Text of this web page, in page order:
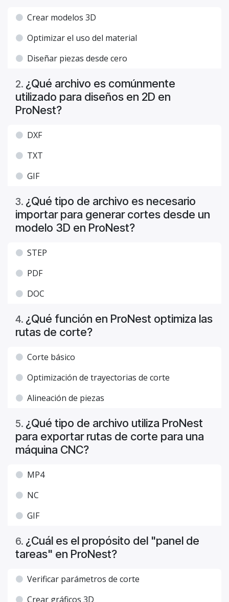
Crear modelos 3D
Optimizar el uso del material
Diseñar piezas desde cero
2. ¿Qué archivo es comúnmente
utilizado para diseños en 2D en
ProNest?
DXF
TXT
GIF
3. ¿Qué tipo de archivo es necesario
importar para generar cortes desde un
modelo 3D en ProNest?
STEP
PDF
DOC
4. ¿Qué función en ProNest optimiza las
rutas de corte?
Corte básico
Optimización de trayectorias de corte
Alineación de piezas
5. ¿Qué tipo de archivo utiliza ProNest
para exportar rutas de corte para una
máquina CNC?
MP4
NC
GIF
6. ¿Cuál es el propósito del "panel de
tareas" en ProNest?
Verificar parámetros de corte
Crear gráficos 3D